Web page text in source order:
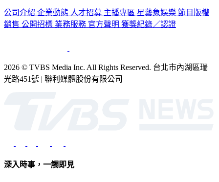
公司介紹 企業動態 人才招募 主播專區 星藝象娛樂 節目版權
銷售 公開招標 業務服務 官方聲明 獲獎紀錄／認證
2026 © TVBS Media Inc. All Rights Reserved. 台北市內湖區瑞
光路451號 | 聯利媒體股份有限公司
深入時事，一觸即見